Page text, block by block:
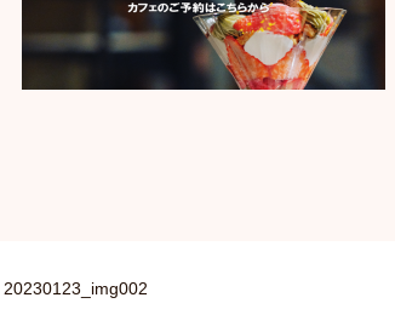
20230123_img002